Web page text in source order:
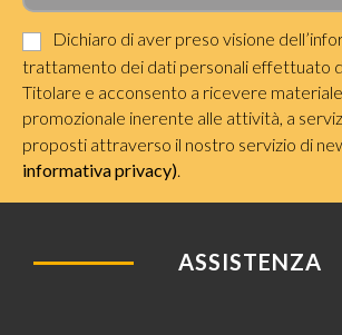
Dichiaro di aver preso visione
trattamento dei dati personali effettuato
Titolare e acconsento a ricevere
promozionale inerente alle attività, a
proposti attraverso il nostro servizio di
informativa privacy)
ASSISTENZA